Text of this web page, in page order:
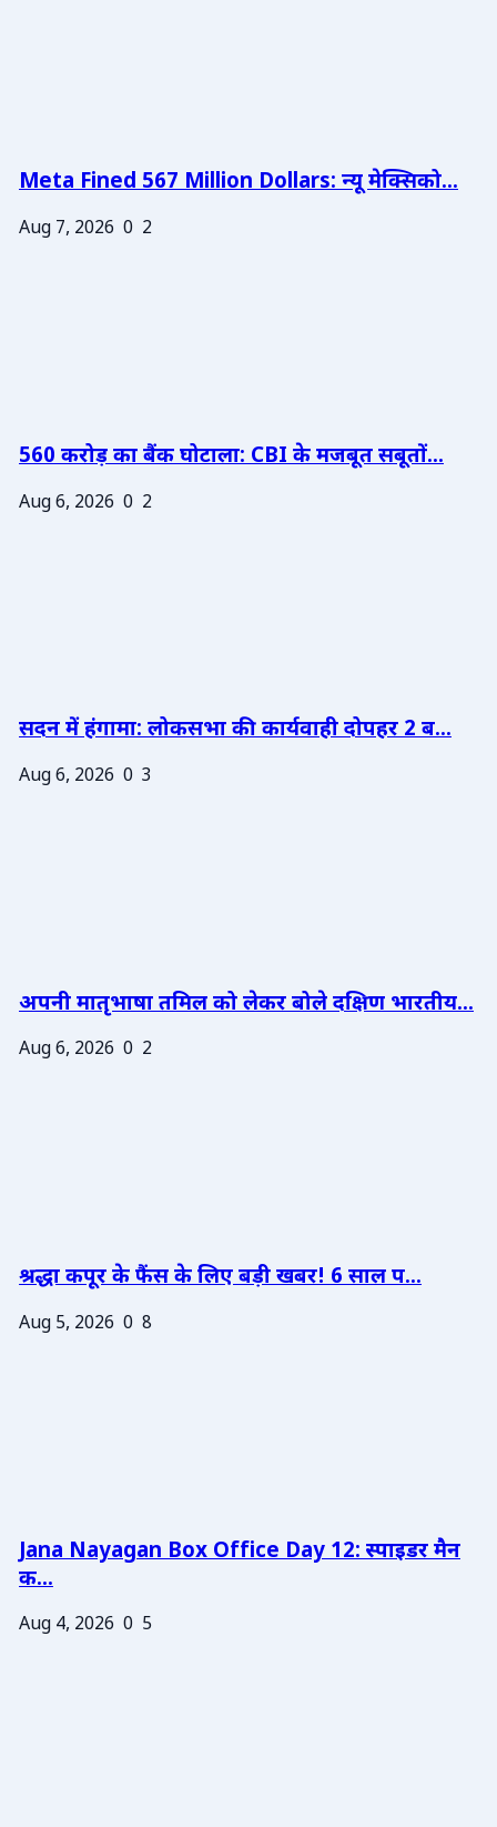
Meta Fined 567 Million Dollars: न्यू मेक्सिको...
Aug 7, 2026 0 2
560 करोड़ का बैंक घोटाला: CBI के मजबूत सबूतों...
Aug 6, 2026 0 2
सदन में हंगामा: लोकसभा की कार्यवाही दोपहर 2 ब...
Aug 6, 2026 0 3
अपनी मातृभाषा तमिल को लेकर बोले दक्षिण भारतीय...
Aug 6, 2026 0 2
श्रद्धा कपूर के फैंस के लिए बड़ी खबर! 6 साल प...
Aug 5, 2026 0 8
Jana Nayagan Box Office Day 12: स्पाइडर मैन
क...
Aug 4, 2026 0 5